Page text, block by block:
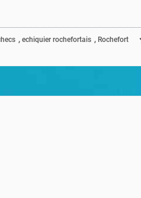
,echiquier rochefortais , Rochefort